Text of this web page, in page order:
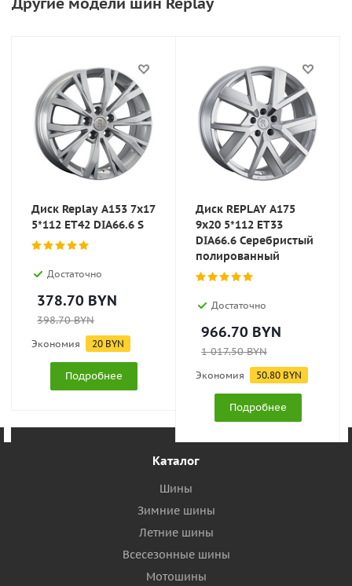
Диск Replay A153 7x17
5*112 ET42 DIA66.6 S
Достаточно
378.70 BYN
398.70BYN
Экономия 20 BYN
Подробнее
Диск REPLAY A175
9x20 5*112 ET33
DIA66.6 Серебристый
полированный
Достаточно
966.70 BYN
1 017.50BYN
Экономия 50.80 BYN
Подробнее
Каталог
Шины
Зимние шины
Летние шины
Всесезонные шины
Мотошины